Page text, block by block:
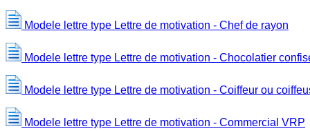
Modele lettre type Lettre de motivation - Chef de rayon
Modele lettre type Lettre de motivation - Chocolatier
Modele lettre type Lettre de motivation - Coiffeur ou
Modele lettre type Lettre de motivation - Commercial VRP